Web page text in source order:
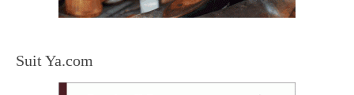
Suit Ya.com